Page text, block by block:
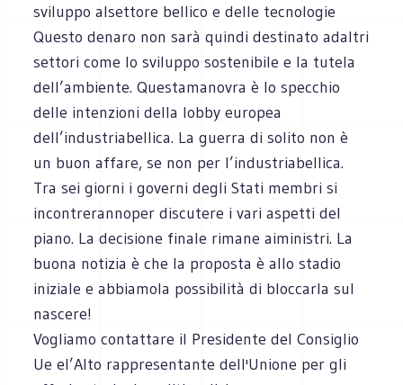
sviluppo alsettore bellico e delle tecnologie
Questo denaro non sarà quindi destinato adaltri
settori come lo sviluppo sostenibile e la tutela
dell’ambiente. Questamanovra è lo specchio
delle intenzioni della lobby europea
dell’industriabellica. La guerra di solito non è
un buon affare, se non per l’industriabellica.
Tra sei giorni i governi degli Stati membri si
incontrerannoper discutere i vari aspetti del
piano. La decisione finale rimane aiministri. La
buona notizia è che la proposta è allo stadio
iniziale e abbiamola possibilità di bloccarla sul
nascere!
Vogliamo contattare il Presidente del Consiglio
Ue el’Alto rappresentante dell'Unione per gli